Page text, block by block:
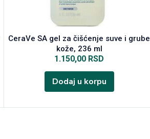
CeraVe SA gel za čišćenje suve i grube
kože, 236 ml
1.150,00 RSD
Dodaj u korpu